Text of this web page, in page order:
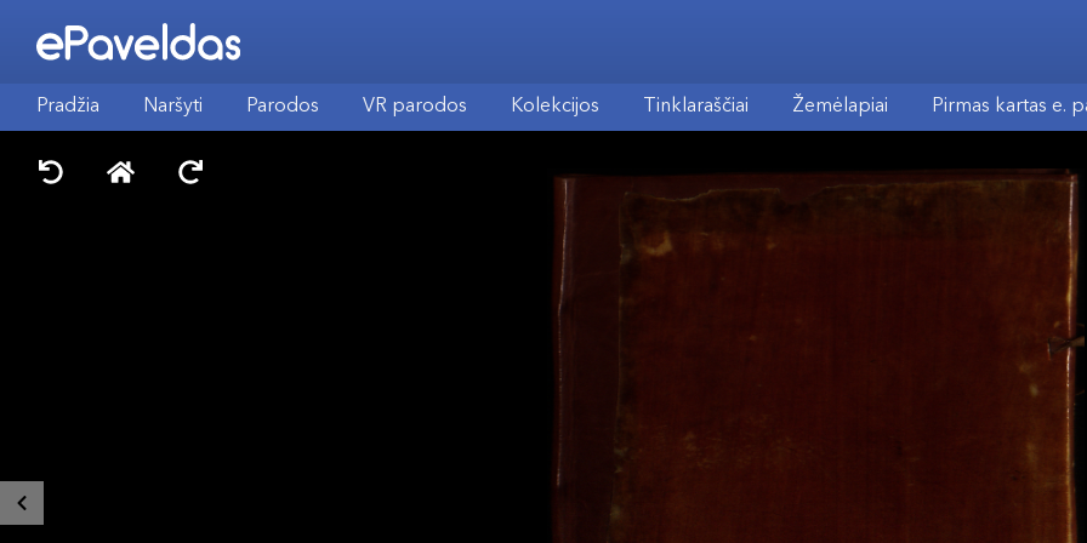
Pradžia Naršyti Parodos VR parodos Kolekcijos Tinklaraščiai Žemėlapiai Pirmas kartas e.